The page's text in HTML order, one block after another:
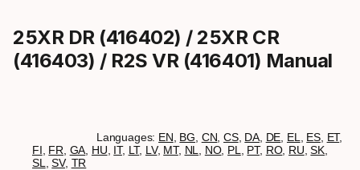
25XR DR (416402) / 25XR CR
(416403) / R2S VR (416401) Manual
Languages: EN BG CN ,CS, DA, DE EL ES, ET,
FI FR GA HU IT, LT, LV, MT, NL NO, PL PT, RO, RU ,SK
SL
,SV, TR